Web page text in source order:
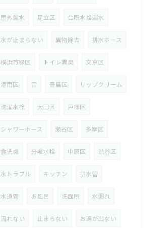
屋外漏水 足立区 台所水栓漏水
水が止まらない 異物除去 排水ホース
横浜市緑区 トイレ異臭 文京区
港南区 音 豊島区 リップクリーム
洗濯水栓 大田区 戸塚区
シャワーホース 瀬谷区 多摩区
食洗機 分岐水栓 中原区 渋谷区
水トラブル キッチン 排水管
水道管 お風呂 洗面所 水漏れ
流れない 止まらない お湯が出ない